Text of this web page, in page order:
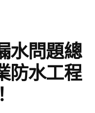
水問題總
防水工程